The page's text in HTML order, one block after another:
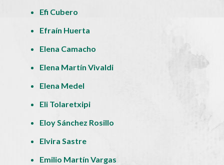
Efi Cubero
Efraín Huerta
Elena Camacho
Elena Martín Vivaldi
Elena Medel
Eli Tolaretxipi
Eloy Sánchez Rosillo
Elvira Sastre
Emilio Martín Vargas